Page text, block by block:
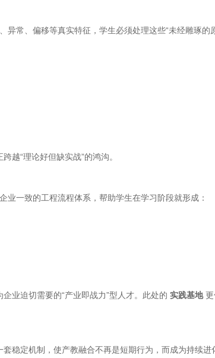
异常、偏移等真实特征，学生必须处理这些“未经雕琢的
越“理论好但缺实战”的鸿沟。
一致的工程流程体系，帮助学生在学习阶段就形成：
业迫切需要的“产业即战力”型人才。此处的实践基地更
稳定机制，使产教融合不再是短期行为，而成为持续进